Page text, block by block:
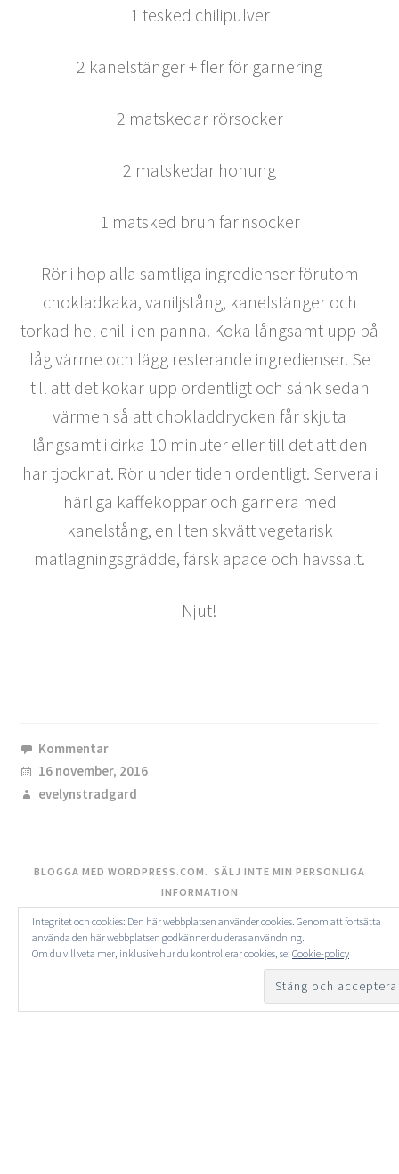
1 tesked chilipulver
2 kanelstänger + fler för garnering
2 matskedar rörsocker
2 matskedar honung
1 matsked brun farinsocker
Rör i hop alla samtliga ingredienser förutom
chokladkaka, vaniljstång, kanelstänger och
torkad hel chili i en panna. Koka långsamt upp på
låg värme och lägg resterande ingredienser. Se
till att det kokar upp ordentligt och sänk sedan
värmen så att chokladdrycken får skjuta
långsamt i cirka 10 minuter eller till det att den
har tjocknat. Rör under tiden ordentligt. Servera i
härliga kaffekoppar och garnera med
kanelstång, en liten skvätt vegetarisk
matlagningsgrädde, färsk apace och havssalt.
Njut!
Kommentar
16 november, 2016
evelynstradgard
BLOGGA MED WORDPRESS.COM. SÄLJ INTE MIN PERSONLIGA
INFORMATION
Integritet och cookies: Den här webbplatsen använder cookies. Genom att fortsätta
använda den här webbplatsen godkänner du deras användning.
Om du vill veta mer, inklusive hur du kontrollerar cookies, se: Cookie-policy